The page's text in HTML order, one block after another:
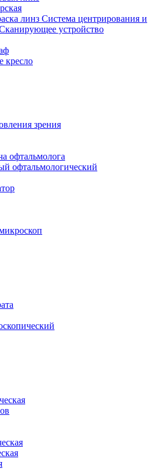
линз Система центрирования и
устройство
кресло
зрения
офтальмолога
офтальмологический